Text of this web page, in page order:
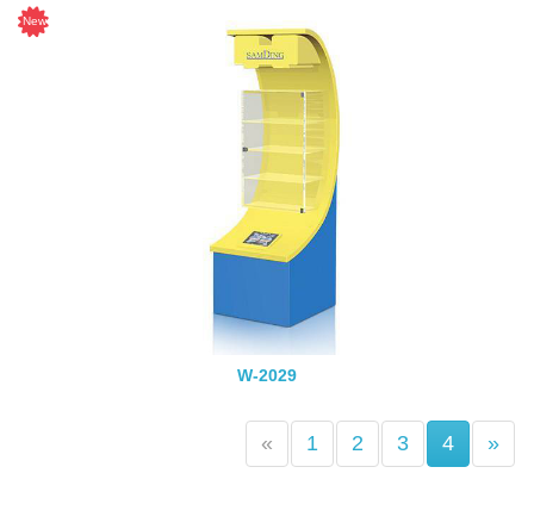
W-2029
« 1 2 3 4(current)
»